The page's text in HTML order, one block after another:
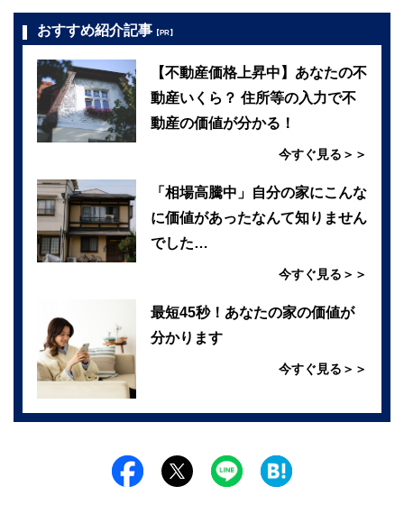
おすすめ紹介記事 【PR】
【不動産価格上昇中】あなたの不
動産いくら？ 住所等の入力で不
動産の価値が分かる！
今すぐ見る＞＞
「相場高騰中」自分の家にこんな
に価値があったなんて知りません
でした…
今すぐ見る＞＞
最短45秒！あなたの家の価値が
分かります
今すぐ見る＞＞